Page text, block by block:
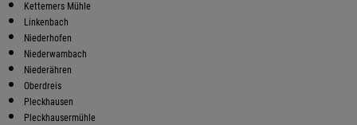
Kettemers Mühle
Linkenbach
Niederhofen
Niederwambach
Niederähren
Oberdreis
Pleckhausen
Pleckhausermühle